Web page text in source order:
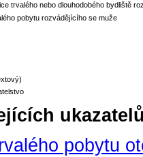
trvalého nebo dlouhodobého bydliště
pobytu rozvádějícího se muže
pobytu